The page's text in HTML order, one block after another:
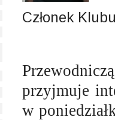
Członek
przyjmuje
w